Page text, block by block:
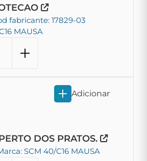
fabricante: 17829-03
MAUSA
DOS PRATOS.
SCM 40/C16 MAUSA
Adicionar